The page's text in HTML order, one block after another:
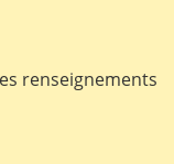
renseignements